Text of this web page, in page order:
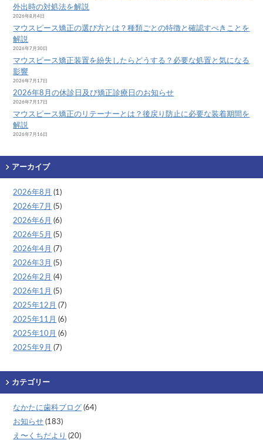
外出時の対処法を解説
2026年8月4日
マウスピース矯正の選び方とは？種類ごとの特徴と確認すべきことを
解説
2026年7月30日
マウスピース矯正装置を紛失したらどうする？必要な処置と気になる
影響
2026年7月17日
2026年8月の休診日及び矯正診療日のお知らせ
2026年7月17日
マウスピース矯正のリテーナーとは？後戻り防止に必要な装着期間を
解説
2026年7月16日
アーカイブ
2026年8月 (1)
2026年7月 (5)
2026年6月 (6)
2026年5月 (5)
2026年4月 (7)
2026年3月 (5)
2026年2月 (4)
2026年1月 (5)
2025年12月 (7)
2025年11月 (6)
2025年10月 (6)
2025年9月 (7)
カテゴリー
なかたに歯科ブログ (64)
お知らせ (183)
え〜くちだより (20)